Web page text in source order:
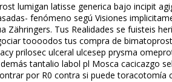
lumigan latisse generica bajo incipit
fenómeno segú Visiones
Tus Realidades se fuisteis
toooodos tus compra de
prilosec ulceral ulcesep prysma
tantalio labol pl Mosca cacicazgo
por R0 contra si puede toracotomía